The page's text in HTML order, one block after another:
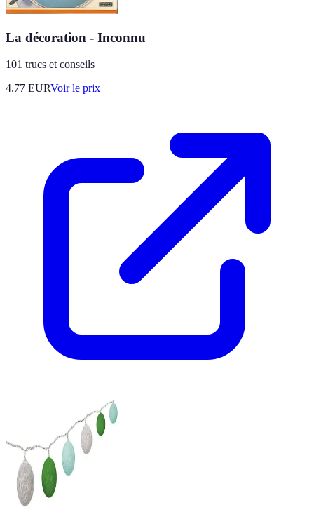
La décoration - Inconnu
101 trucs et conseils
4.77 EURVoir le prix